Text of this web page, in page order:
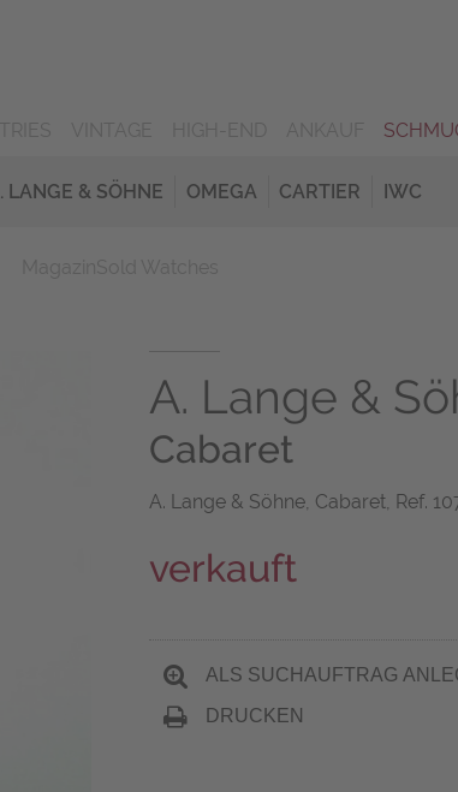
LANGE & SÖHNE OMEGA CARTIER IWC
A. Lange &
Cabaret
A. Lange & Söhne, Cabaret, Ref.
verkauft
ALS SUCHAUFTRAG
DRUCKEN